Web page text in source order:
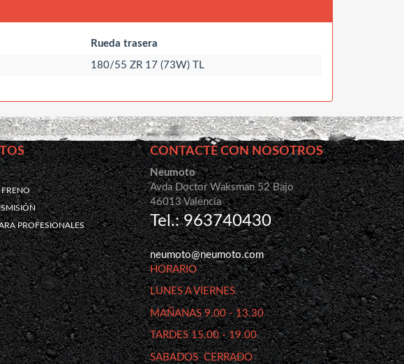
Rueda trasera
180/55 ZR 17 (73W) TL
FRENO
PROFESIONALES
CONTACTE CON NOSOTROS
Neumoto
Avda Doctor Waksman 52 Bajo
46013 Valencia
Tel.: 963740430
neumoto@neumoto.com
HORARIO
LUNES A VIERNES
MAÑANAS 9.00 - 13.30
TARDES 15.00 - 19.00
SABADOS CERRADO